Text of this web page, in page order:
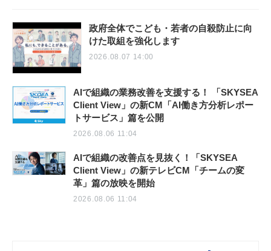
政府全体でこども・若者の自殺防止に向
けた取組を強化します
2026.08.07 14:00
AIで組織の業務改善を支援する！ 「SKYSEA
Client View」の新CM「AI働き方分析レポー
トサービス」篇を公開
2026.08.06 11:04
AIで組織の改善点を見抜く！「SKYSEA
Client View」の新テレビCM「チームの変
革」篇の放映を開始
2026.08.06 11:04